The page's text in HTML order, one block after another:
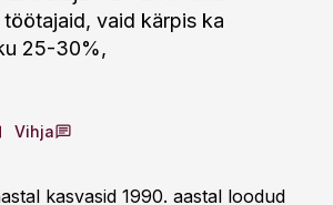
vaid kärpis ka
25-30%,
Vihja
kasvasid 1990. aastal loodud